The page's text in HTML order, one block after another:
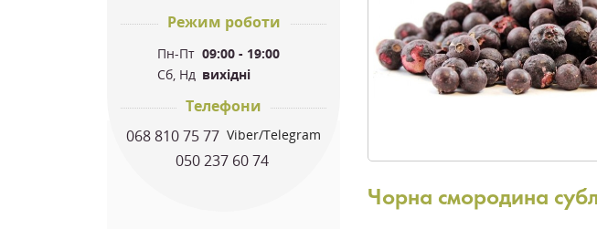
Режим роботи
Пн-Пт 09:00 - 19:00
Сб, Нд вихідні
Телефони
068 810 75 77 Viber/Telegram
050 237 60 74
Чорна смородина